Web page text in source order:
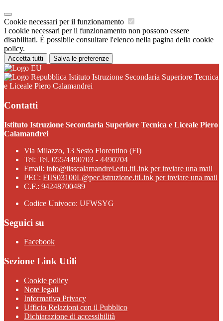
Cookie necessari per il funzionamento
I cookie necessari per il funzionamento non possono essere
disabilitati. È possibile consultare l'elenco nella pagina della cookie
policy.
Accetta tutti Salva le preferenze
Istituto Istruzione Secondaria Superiore Tecnica
e Liceale Piero Calamandrei
Contatti
Istituto Istruzione Secondaria Superiore Tecnica e Liceale Piero
Calamandrei
Via Milazzo, 13 Sesto Fiorentino (FI)
Tel: Tel. 055/4490703 - 4490704
Email: info@iisscalamandrei.edu.itLink per inviare una mail
PEC: FIIS03100L@pec.istruzione.itLink per inviare una mail
C.F.: 94248700489
Codice Univoco: UFWSYG
Seguici su
Facebook
Sezione Link Utili
Cookie policy
Note legali
Informativa Privacy
Ufficio Relazioni con il Pubblico
Dichiarazione di accessibilità